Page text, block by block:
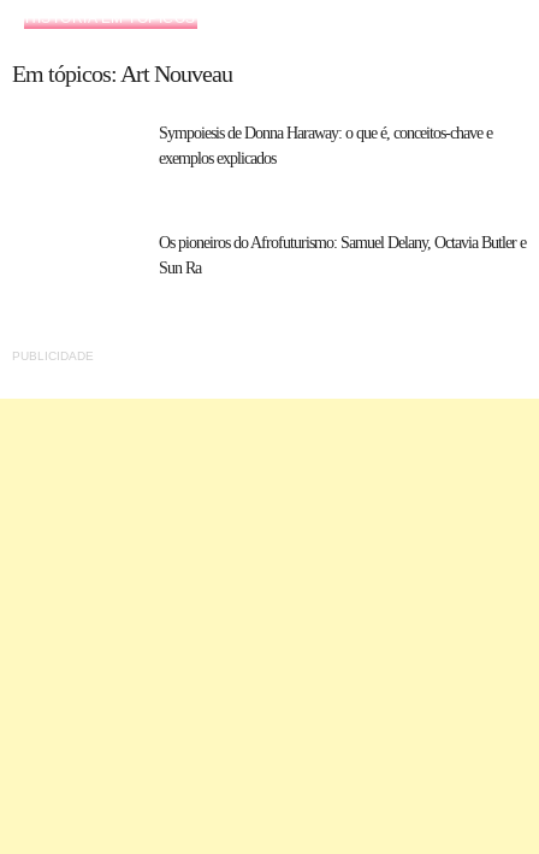
HISTÓRIA EM TÓPICOS
Em tópicos: Art Nouveau
Sympoiesis de Donna Haraway: o que é, conceitos-chave e
exemplos explicados
Os pioneiros do Afrofuturismo: Samuel Delany, Octavia Butler e
Sun Ra
PUBLICIDADE